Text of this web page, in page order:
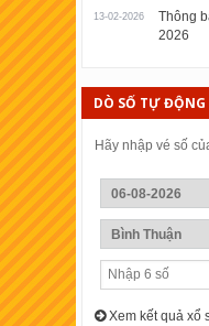
13-02-2026
Thông
2026
DÒ SỐ TỰ ĐỘNG
Hãy nhập vé số
Xem kết quả xổ